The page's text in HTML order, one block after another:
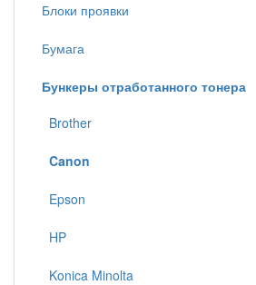
Блоки проявки
Бумага
Бункеры отработанного тонера
Brother
Canon
Epson
HP
Konica Minolta